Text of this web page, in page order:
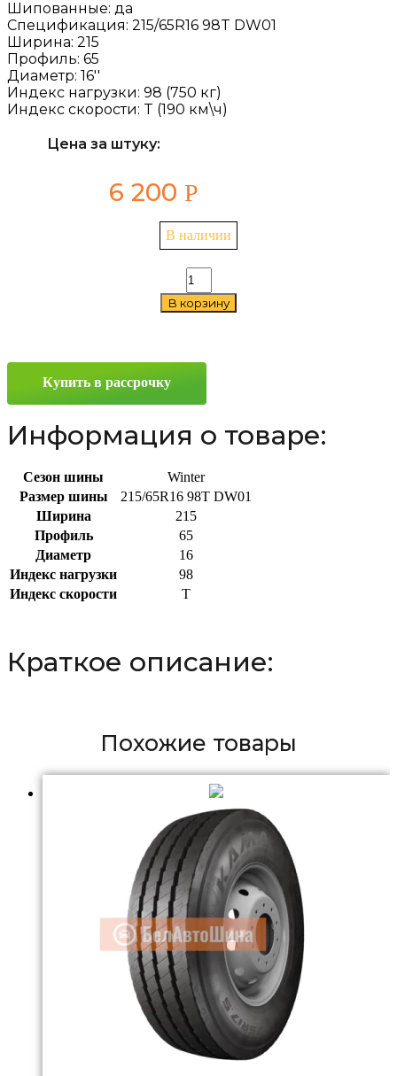
Шипованные: да
Спецификация: 215/65R16 98T DW01
Ширина: 215
Профиль: 65
Диаметр: 16''
Индекс нагрузки: 98 (750 кг)
Индекс скорости: T (190 км\ч)
Цена за штуку:
6 200 Р
В наличии
Количество
товара
Doublestar
98T
В корзину
Купить в рассрочку
Информация о товаре:
Сезон шины
Winter
Размер шины
215/65R16 98T DW01
Ширина
215
Профиль
65
Диаметр
16
Индекс нагрузки
98
Индекс скорости
T
Краткое описание:
Похожие товары